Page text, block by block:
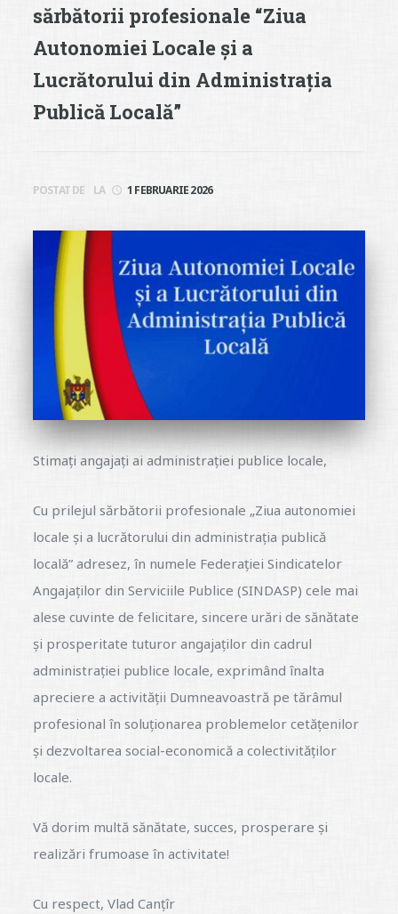
sărbătorii profesionale “Ziua
Autonomiei Locale și a
Lucrătorului din Administrația
Publică Locală”
POSTAT DE LA 1 FEBRUARIE 2026
Stimați angajați ai administrației publice locale,
Cu prilejul sărbătorii profesionale „Ziua autonomiei
locale şi a lucrătorului din administrația publică
locală” adresez, în numele Federației Sindicatelor
Angajaților din Serviciile Publice (SINDASP) cele mai
alese cuvinte de felicitare, sincere urări de sănătate
și prosperitate tuturor angajaților din cadrul
administrației publice locale, exprimând înalta
apreciere a activității Dumneavoastră pe tărâmul
profesional în soluționarea problemelor cetățenilor
şi dezvoltarea social-economică a colectivităților
locale.
Vă dorim multă sănătate, succes, prosperare și
realizări frumoase în activitate!
Cu respect, Vlad Canțîr